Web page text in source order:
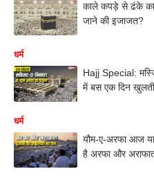
काले कपड़े से ढंके
जाने की इजाजत?
धर्म
Hajj Special:
में बस एक दिन
धर्म
यौम-ए-अरफा आज
है अरफा और